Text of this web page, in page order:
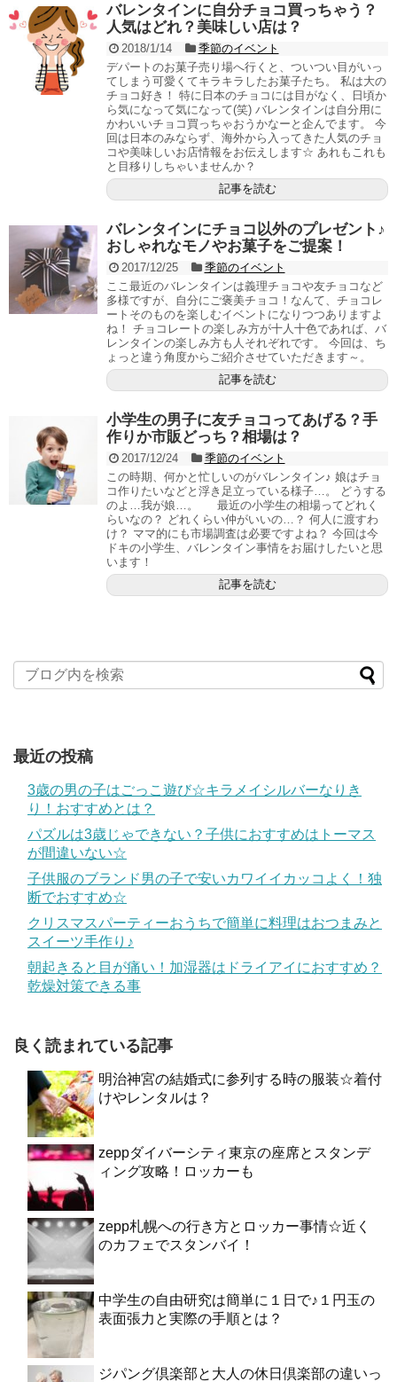
バレンタインに自分チョコ買っちゃう？
人気はどれ？美味しい店は？
2018/1/14
季節のイベント
デパートのお菓子売り場へ行くと、ついつい目がいっ
てしまう可愛くてキラキラしたお菓子たち。 私は大の
チョコ好き！ 特に日本のチョコには目がなく、日頃か
ら気になって気になって(笑) バレンタインは自分用に
かわいいチョコ買っちゃおうかなーと企んでます。 今
回は日本のみならず、海外から入ってきた人気のチョ
コや美味しいお店情報をお伝えします☆ あれもこれも
と目移りしちゃいませんか？
記事を読む
バレンタインにチョコ以外のプレゼント♪
おしゃれなモノやお菓子をご提案！
2017/12/25
季節のイベント
ここ最近のバレンタインは義理チョコや友チョコなど
多様ですが、自分にご褒美チョコ！なんて、チョコレ
ートそのものを楽しむイベントになりつつありますよ
ね！ チョコレートの楽しみ方が十人十色であれば、バ
レンタインの楽しみ方も人それぞれです。 今回は、ち
ょっと違う角度からご紹介させていただきます～。
記事を読む
小学生の男子に友チョコってあげる？手
作りか市販どっち？相場は？
2017/12/24
季節のイベント
この時期、何かと忙しいのがバレンタイン♪ 娘はチョ
コ作りたいなどと浮き足立っている様子…。 どうする
のよ…我が娘…。 最近の小学生の相場ってどれく
らいなの？ どれくらい仲がいいの…？ 何人に渡すわ
け？ ママ的にも市場調査は必要ですよね？ 今回は今
ドキの小学生、バレンタイン事情をお届けしたいと思
います！
記事を読む
最近の投稿
3歳の男の子はごっこ遊び☆キラメイシルバーなりき
り！おすすめとは？
パズルは3歳じゃできない？子供におすすめはトーマス
が間違いない☆
子供服のブランド男の子で安いカワイイカッコよく！独
断でおすすめ☆
クリスマスパーティーおうちで簡単に料理はおつまみと
スイーツ手作り♪
朝起きると目が痛い！加湿器はドライアイにおすすめ？
乾燥対策できる事
良く読まれている記事
明治神宮の結婚式に参列する時の服装☆着付
けやレンタルは？
zeppダイバーシティ東京の座席とスタンデ
ィング攻略！ロッカーも
zepp札幌への行き方とロッカー事情☆近く
のカフェでスタンバイ！
中学生の自由研究は簡単に１日で♪１円玉の
表面張力と実際の手順とは？
ジパング倶楽部と大人の休日倶楽部の違いっ